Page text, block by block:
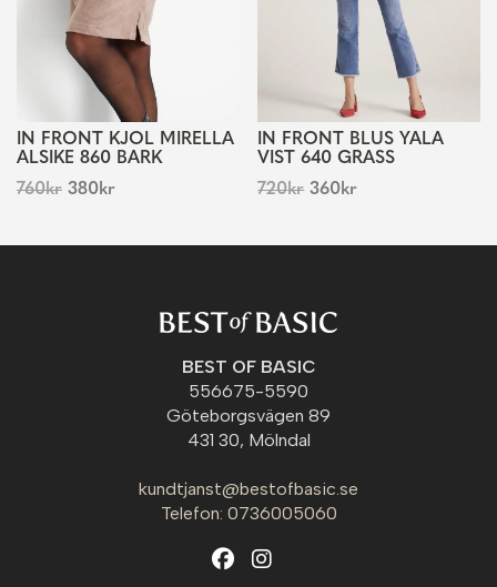
IN FRONT KJOL MIRELLA
ALSIKE 860 BARK
760kr 380kr
IN FRONT BLUS YALA
VIST 640 GRASS
720kr 360kr
BEST OF BASIC
556675-5590
Göteborgsvägen 89
431 30, Mölndal
kundtjanst@bestofbasic.se
Telefon: 0736005060